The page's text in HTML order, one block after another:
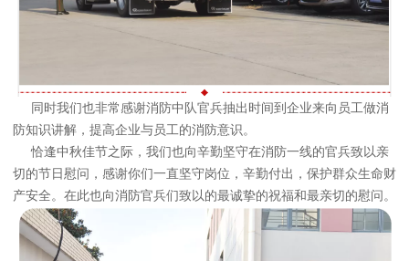
同时我们也非常感谢消防中队官兵抽出时间到企业来向员工做消
防知识讲解，提高企业与员工的消防意识。
恰逢中秋佳节之际，我们也向辛勤坚守在消防一线的官兵致以亲
切的节日慰问，感谢你们一直坚守岗位，辛勤付出，保护群众生命财
产安全。在此也向消防官兵们致以的最诚挚的祝福和最亲切的慰问。